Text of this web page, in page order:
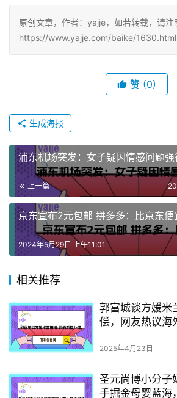
原创文章，作者：yajje，如若转载，请注
https://www.yajje.com/baike/1630.html
赞 (0)
生成海报
浦东机场突发：女子疑因情感问题
上一篇
京东宣布2元包邮 拼多多：比京东便
2024年5月29日 上午11:01
相关推荐
郭富城谈方媛米
偿，网友热议海
2025年4月23日
圣元尚博小分子
手掘金母婴蓝海